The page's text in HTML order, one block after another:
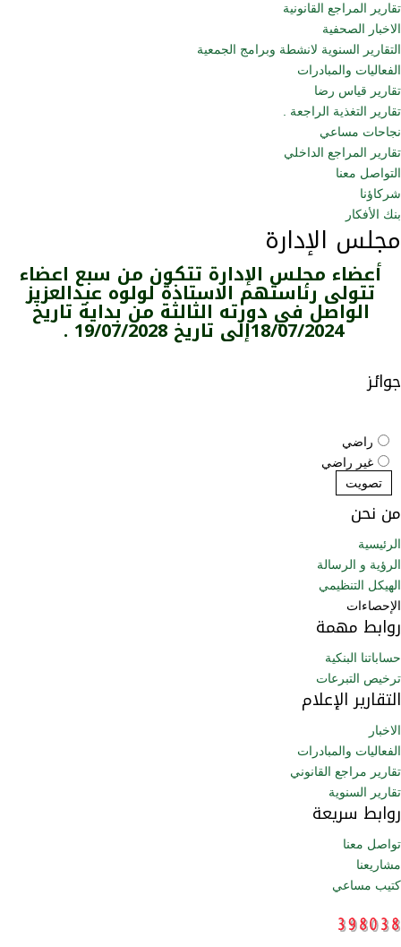
تقارير المراجع القانونية
الاخبار الصحفية
التقارير السنوية لانشطة وبرامج الجمعية
الفعاليات والمبادرات
تقارير قياس رضا
تقارير التغذية الراجعة .
نجاحات مساعي
تقارير المراجع الداخلي
التواصل معنا
شركاؤنا
بنك الأفكار
مجلس الإدارة
أعضاء مجلس الإدارة تتكون من سبع اعضاء
تتولى رئاستهم الاستاذة لولوه عبدالعزيز
الواصل في دورته الثالثة من بداية تاريخ
18/07/2024إلى تاريخ 19/07/2028 .
جوائز
راضي
غير راضي
تصويت
من نحن
الرئيسية
الرؤية و الرسالة
الهيكل التنظيمي
الإحصاءات
روابط مهمة
حساباتنا البنكية
ترخيص التبرعات
التقارير الإعلام
الاخبار
الفعاليات والمبادرات
تقارير مراجع القانوني
تقارير السنوية
روابط سريعة
تواصل معنا
مشاريعنا
كتيب مساعي